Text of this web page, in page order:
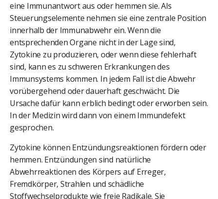
eine Immunantwort aus oder hemmen sie. Als
Steuerungselemente nehmen sie eine zentrale Position
innerhalb der Immunabwehr ein. Wenn die
entsprechenden Organe nicht in der Lage sind,
Zytokine zu produzieren, oder wenn diese fehlerhaft
sind, kann es zu schweren Erkrankungen des
Immunsystems kommen. In jedem Fall ist die Abwehr
vorübergehend oder dauerhaft geschwächt. Die
Ursache dafür kann erblich bedingt oder erworben sein.
In der Medizin wird dann von einem Immundefekt
gesprochen.
Zytokine können Entzündungsreaktionen fördern oder
hemmen. Entzündungen sind natürliche
Abwehrreaktionen des Körpers auf Erreger,
Fremdkörper, Strahlen und schädliche
Stoffwechselprodukte wie freie Radikale. Sie